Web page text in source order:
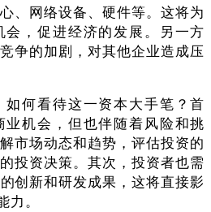
、网络设备、硬件等。这将为
，促进经济的发展。另一方
争的加剧，对其他企业造成压
何看待这一资本大手笔？首
机会，但也伴随着风险和挑
市场动态和趋势，评估投资的
投资决策。其次，投资者也需
创新和研发成果，这将直接影
。